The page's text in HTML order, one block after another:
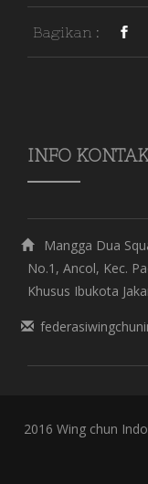
Bagikan :
INFO
Mangga Dua
No.1, Ancol, Kec.
Khusus Ibukota
2016 Wing chun